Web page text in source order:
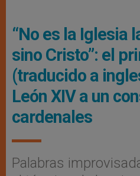
“No es la Iglesia
sino Cristo”: el
(traducido a
León XIV a un
cardenales
Palabras